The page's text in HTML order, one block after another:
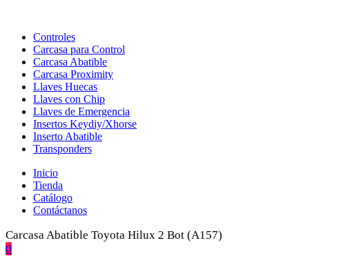
Controles
Carcasa para Control
Carcasa Abatible
Carcasa Proximity
Llaves Huecas
Llaves con Chip
Llaves de Emergencia
Insertos Keydiy/Xhorse
Inserto Abatible
Transponders
Inicio
Tienda
Catálogo
Contáctanos
Carcasa Abatible Toyota Hilux 2 Bot (A157)
0